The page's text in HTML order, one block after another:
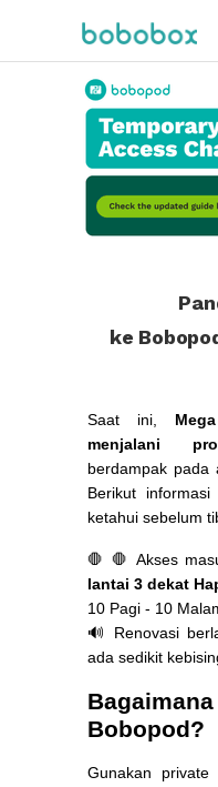
ke
Saat ini,
menjalani
berdampak pada
Berikut
ketahui sebelum
🛑 🛑 Akses
lantai 3 dekat
10 Pagi - 10
🔊 Renovasi
ada sedikit
Bobopod?
Gunakan